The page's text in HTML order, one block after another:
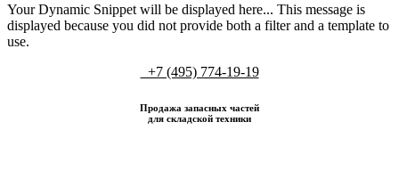
Your Dynamic Snippet will be displayed here... This message is
displayed because you did not provide both a filter and a template to
use.
+7 (495) 774-19-19
Продажа запасных частей
для складской техники